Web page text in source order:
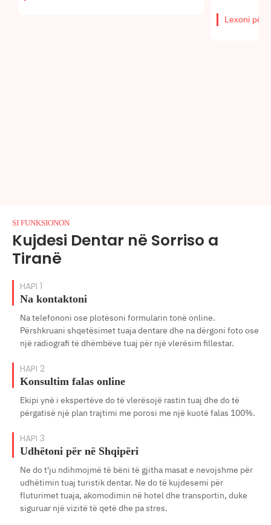
Lexoni për
SI FUNKSIONON
Kujdesi Dentar në Sorriso a
Tiranë
HAPI 1
Na kontaktoni
Na telefononi ose plotësoni formularin tonë online.
Përshkruani shqetësimet tuaja dentare dhe na dërgoni foto ose
një radiografi të dhëmbëve tuaj për një vlerësim fillestar.
HAPI 2
Konsultim falas online
Ekipi ynë i ekspertëve do të vlerësojë rastin tuaj dhe do të
përgatisë një plan trajtimi me porosi me një kuotë falas 100%.
HAPI 3
Udhëtoni për në Shqipëri
Ne do t'ju ndihmojmë të bëni të gjitha masat e nevojshme për
udhëtimin tuaj turistik dentar. Ne do të kujdesemi për
fluturimet tuaja, akomodimin në hotel dhe transportin, duke
siguruar një vizitë të qetë dhe pa stres.